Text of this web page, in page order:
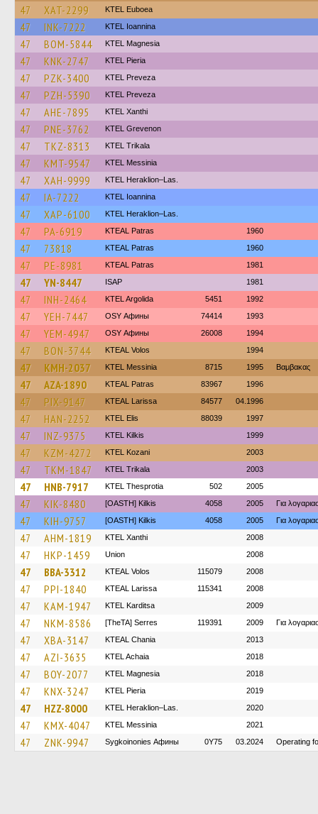
47 XAT-2299 ΚΤΕL Euboea
47 INK-7222 KTEL Ioannina
47 BOM-5844 ΚΤΕL Magnesia
47 KNK-2747 KTEL Pieria
47 PZK-3400 KTEL Preveza
47 PZH-5390 KTEL Preveza
47 AHE-7895 KTEL Xanthi
47 PNE-3762 ΚΤΕL Grevenon
47 TKZ-8313 ΚΤΕL Τrikala
47 KMT-9547 KTEL Messinia
47 XAH-9999 KTEL Heraklion–Las.
47 IA-7222 KTEL Ioannina
47 XAP-6100 KTEL Heraklion–Las.
47 PA-6919 KTEAL Patras 1960
47 73818 KTEAL Patras 1960
47 PE-8981 KTEAL Patras 1981
47 YN-8447 ISAP 1981
47 INH-2464 KTEL Argolida 5451 1992
47 YEH-7447 OSY Афины 74414 1993
47 YEM-4947 OSY Афины 26008 1994
47 BON-3744 KTEAL Volos 1994
47 KMH-2037 KTEL Messinia 8715 1995 Βαμβακας
47 AZA-1890 KTEAL Patras 83967 1996
47 PIX-9147 KTEAL Larissa 84577 04.1996
47 HAN-2252 KTEL Elis 88039 1997
47 INZ-9375 KTEL Kilkis 1999
47 KZM-4272 ΚΤΕL Kozani 2003
47 TKM-1847 ΚΤΕL Τrikala 2003
47 HNB-7917 KTEL Thesprotia 502 2005
47 KIK-8480 [OASTH] Kilkis 4058 2005 Για
47 KIH-9757 [OASTH] Kilkis 4058 2005 Για
47 AHM-1819 KTEL Xanthi 2008
47 HKP-1459 Union 2008
47 BBA-3312 KTEAL Volos 115079 2008
47 PPI-1840 KTEAL Larissa 115341 2008
47 KAM-1947 ΚΤΕL Karditsa 2009
47 NKM-8586 [TheTA] Serres 119391 2009 Για
47 XBA-3147 KTEAL Chania 2013
47 AZI-3635 KTEL Achaia 2018
47 BOY-2077 ΚΤΕL Magnesia 2018
47 KNX-3247 KTEL Pieria 2019
47 HZZ-8000 KTEL Heraklion–Las. 2020
47 KMX-4047 KTEL Messinia 2021
47 ZNK-9947 Sygkoinonies Афины 0Y75 03.2024 Operating